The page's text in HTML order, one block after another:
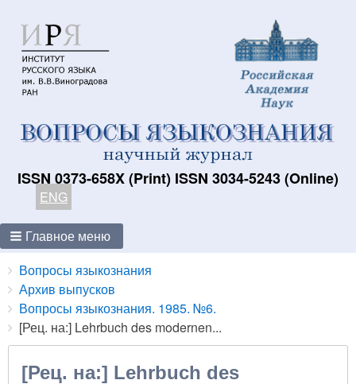
ISSN 0373-658X (Print) ISSN 3034-5243 (Online)
ENG
Главное меню
Breadcrumbs
You
are
here:
Вопросы языкознания
Архив выпусков
Вопросы языкознания. 1985. №6.
[Рец. на:] Lehrbuch des modernen...
[Рец. на:] Lehrbuch des